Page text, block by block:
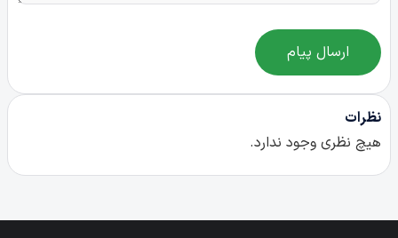
ارسال پیام
نظرات
هیچ نظری وجود ندارد.